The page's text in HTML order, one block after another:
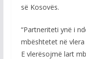
së Kosovës.
“Partneriteti ynë i
mbështetet në
E vlerësojmë lart